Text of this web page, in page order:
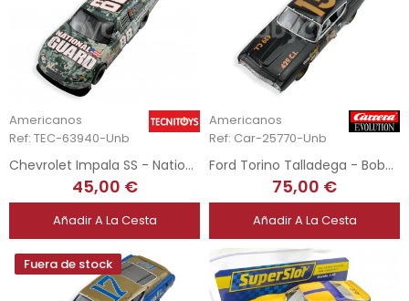
Americanos
Ref: TEC-63940-Unb
Chevrolet Impala SS - National Guard
45,00 €
Añadir A La Cesta
Americanos
Ref: Car-25770-Unb
Ford Torino Talladega - Bobby Unser - 1969
75,00 €
Añadir A La Cesta
Fuera de stock